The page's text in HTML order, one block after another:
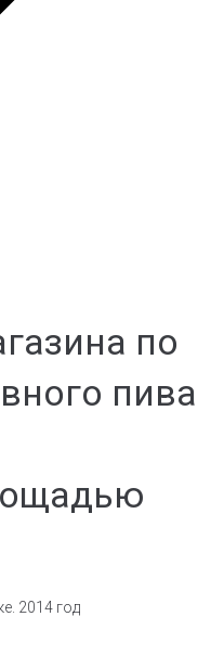
по
пива
2014 год